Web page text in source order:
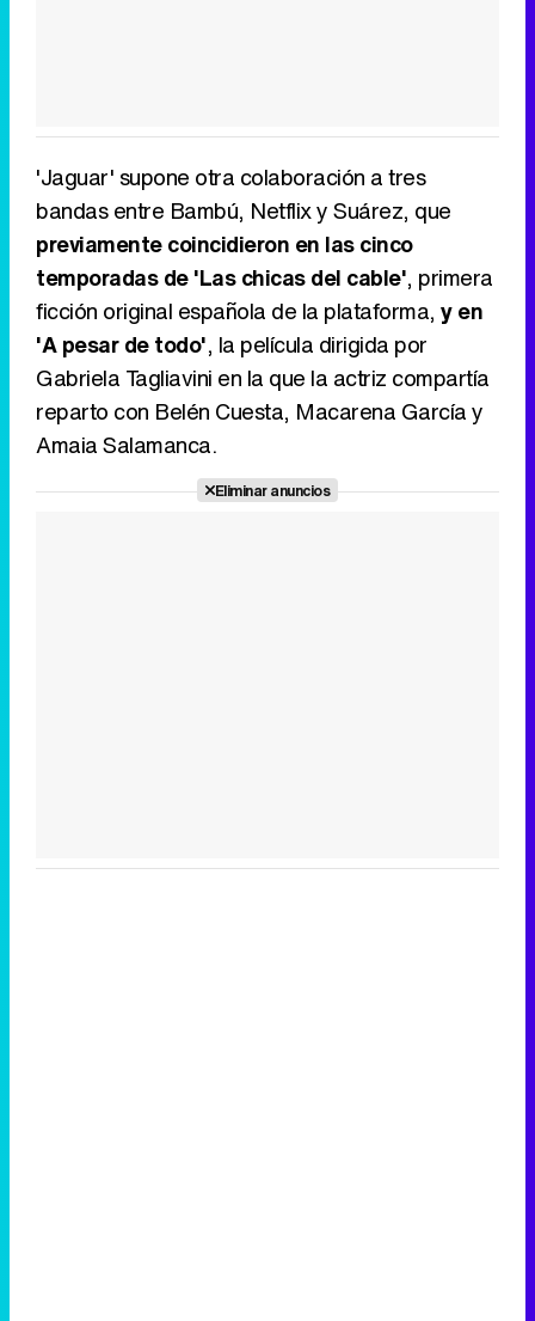
'Jaguar' supone otra colaboración a tres
bandas entre Bambú, Netflix y Suárez, que
previamente coincidieron en las cinco
temporadas de 'Las chicas del cable', primera
ficción original española de la plataforma, y en
'A pesar de todo', la película dirigida por
Gabriela Tagliavini en la que la actriz compartía
reparto con Belén Cuesta, Macarena García y
Amaia Salamanca.
Eliminar anuncios